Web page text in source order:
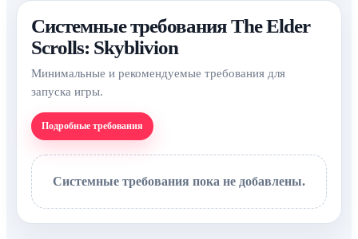
Системные требования The Elder
Scrolls: Skyblivion
Минимальные и рекомендуемые требования для
запуска игры.
Подробные требования
Системные требования пока не добавлены.